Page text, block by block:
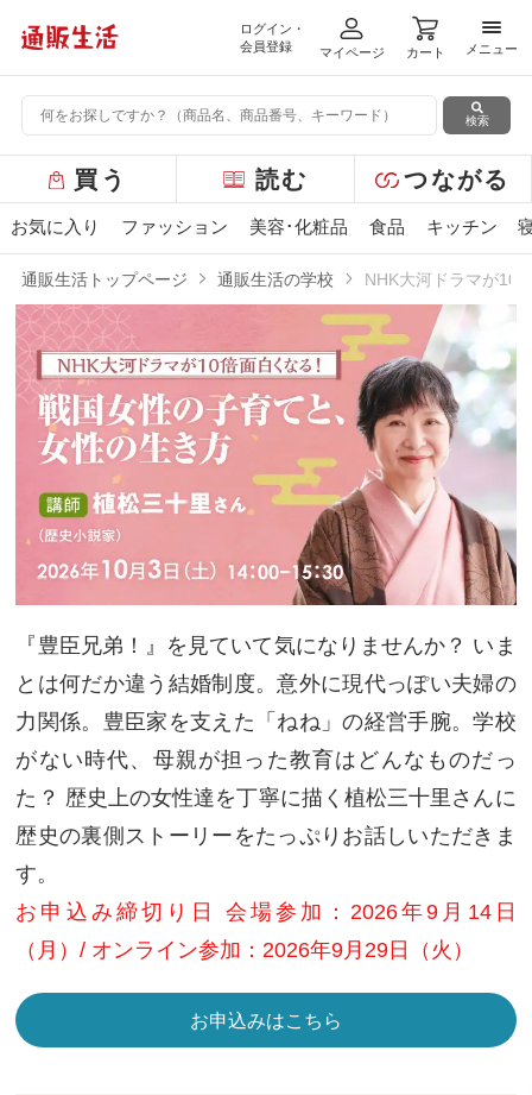
ログイン・
会員登録
マイページ カート
メニ
メニュー
検索
ー
バ
ニ
ュ
ー
買う 読む つながる
お気に入り ファッション 美容･化粧品 食品 キッチン
通販生活トップページ 通販生活の学校 NHK大河ドラマが10
NHK大河ドラマが10倍面白くなる！「戦
『豊臣兄弟！』を見ていて気になりませんか？ いま
とは何だか違う結婚制度。意外に現代っぽい夫婦の
力関係。豊臣家を支えた「ねね」の経営手腕。学校
がない時代、母親が担った教育はどんなものだっ
た？ 歴史上の女性達を丁寧に描く植松三十里さんに
歴史の裏側ストーリーをたっぷりお話しいただきま
す。
お申込み締切り日 会場参加：2026年9月14日
（月）/ オンライン参加：2026年9月29日（火）
お申込みはこちら